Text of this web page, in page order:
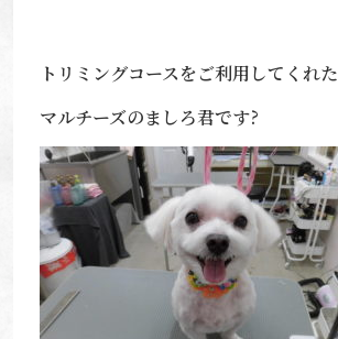
トリミングコースをご利用してくれた
マルチーズのましろ君です?